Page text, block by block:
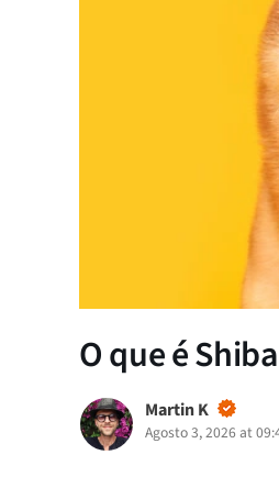
O que é
Martin K
Agosto 3, 2026 at